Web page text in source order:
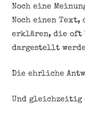
Noch eine
Noch einen Text,
erklären, die oft
dargestellt
Die ehrliche
Und gleichzeitig